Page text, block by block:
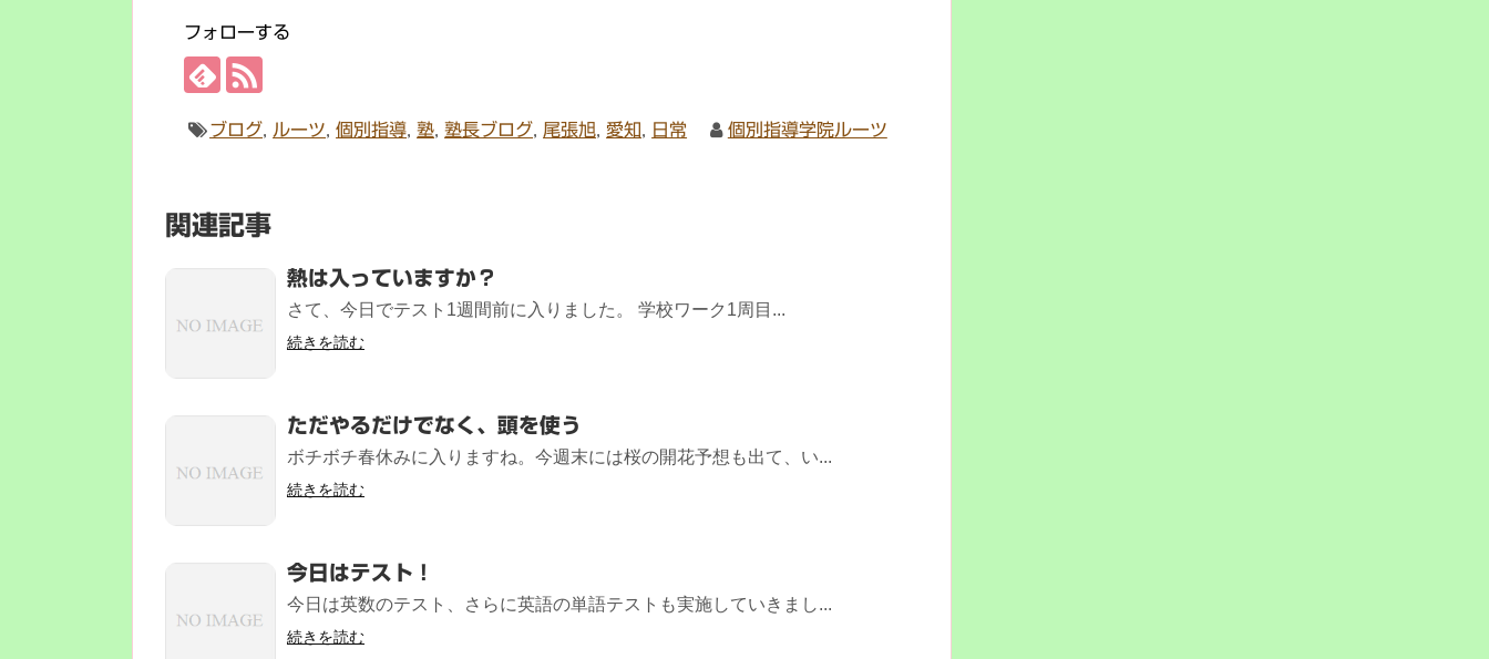
フォローする
ブログ ルーツ ,個別指導 ,塾 ,塾長ブログ 尾張旭 愛知 日常 個別指導学院ルーツ
関連記事
熱は入っていますか？
さて、今日でテスト1週間前に入りました。 学校ワーク1周目...
続きを読む
ただやるだけでなく、頭を使う
ボチボチ春休みに入りますね。今週末には桜の開花予想も出て、い...
続きを読む
今日はテスト！
今日は英数のテスト、さらに英語の単語テストも実施していきまし...
続きを読む